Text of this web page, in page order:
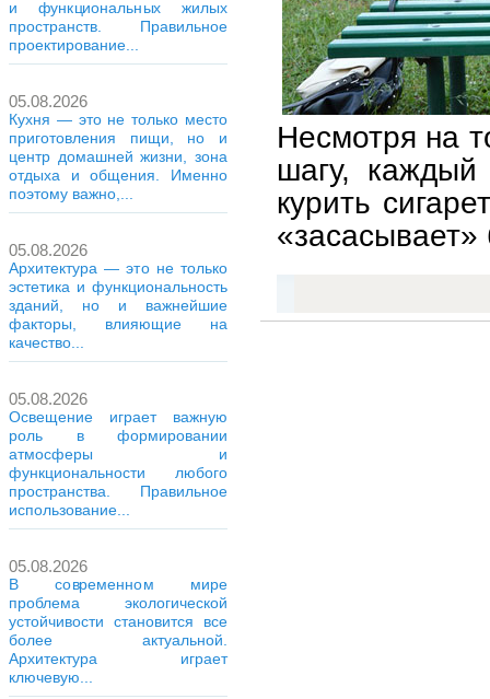
и функциональных жилых
пространств. Правильное
проектирование...
05.08.2026
Кухня — это не только место
приготовления пищи, но и
центр домашней жизни, зона
отдыха и общения. Именно
поэтому важно,...
05.08.2026
Архитектура — это не только
эстетика и функциональность
зданий, но и важнейшие
факторы, влияющие на
качество...
05.08.2026
Освещение играет важную
роль в формировании
атмосферы и
функциональности любого
пространства. Правильное
использование...
05.08.2026
В современном мире
проблема экологической
устойчивости становится все
более актуальной.
Архитектура играет
ключевую...
Несмотря на
шагу, каждый
курить